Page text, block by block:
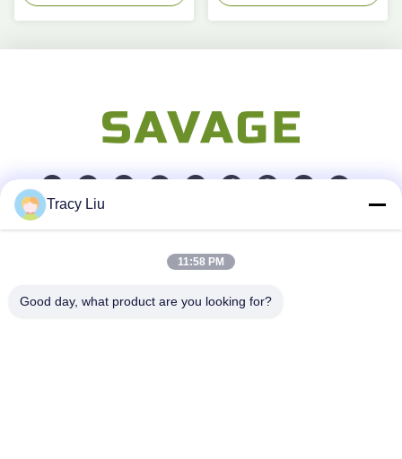
Blokkeer A, de Industriezone van YouYi, Xiamao-Dorp,
Tracy Liu
11:58 PM
Good day, what product are you looking for?